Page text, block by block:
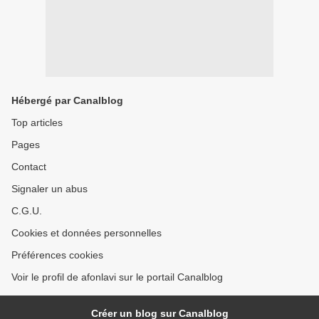
Hébergé par Canalblog
Top articles
Pages
Contact
Signaler un abus
C.G.U.
Cookies et données personnelles
Préférences cookies
Voir le profil de afonlavi sur le portail Canalblog
Créer un blog sur Canalblog